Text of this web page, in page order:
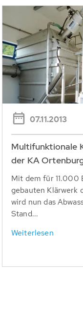
07.11.2013
Multifunktionale
der KA
Mit dem für 11.000
gebauten Klärwerk
wird nun das
Stand...
Weiterlesen